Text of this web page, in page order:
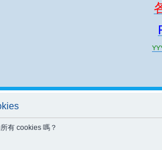
有 cookies 嗎？